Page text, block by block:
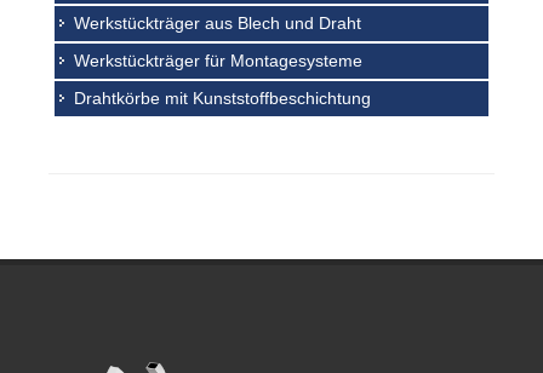
Werkstückträger aus Blech und Draht
Werkstückträger für Montagesysteme
Drahtkörbe mit Kunststoffbeschichtung